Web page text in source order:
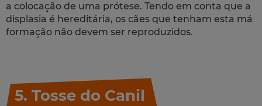
a colocação de uma prótese. Tendo em conta que a
displasia é hereditária, os cães que tenham esta má
formação não devem ser reproduzidos.
5. Tosse do Canil